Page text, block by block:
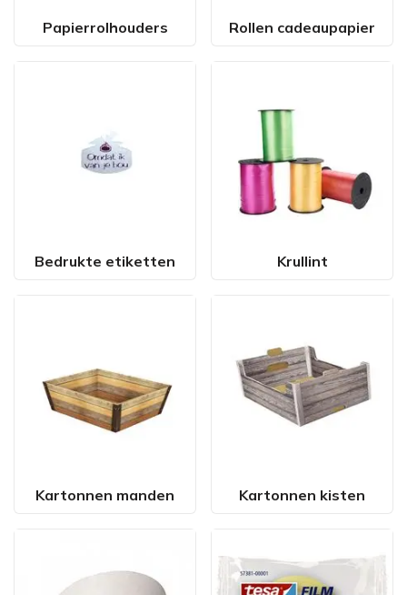
Papierrolhouders Rollen cadeaupapier
Bedrukte etiketten Krullint
Kartonnen manden Kartonnen kisten